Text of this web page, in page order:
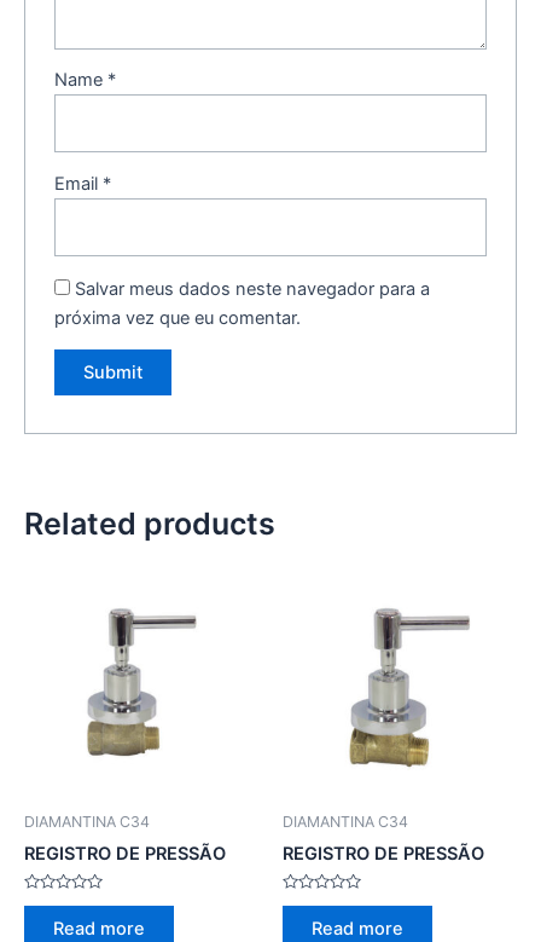
Name *
Email *
Salvar meus dados neste navegador para a
próxima vez que eu comentar.
Related products
DIAMANTINA C34
REGISTRO DE PRESSÃO
Rated
Read more
DIAMANTINA C34
REGISTRO DE PRESSÃO
Rated
Read more